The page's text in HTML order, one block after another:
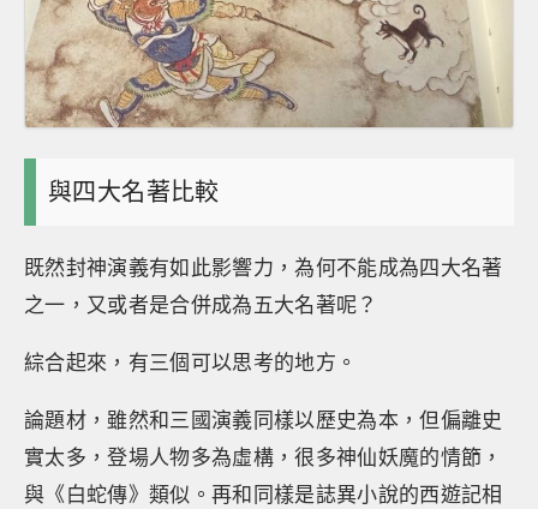
與四大名著比較
既然封神演義有如此影響力，為何不能成為四大名著
之一，又或者是合併成為五大名著呢？
綜合起來，有三個可以思考的地方。
論題材，雖然和三國演義同樣以歷史為本，但偏離史
實太多，登場人物多為虛構，很多神仙妖魔的情節，
與《白蛇傳》類似。再和同樣是誌異小說的西遊記相